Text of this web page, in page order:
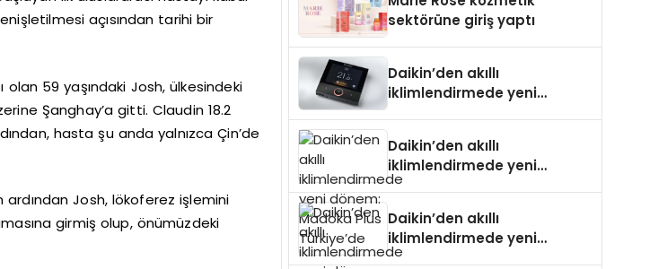
açısından tarihi bir
59 yaşındaki Josh, ülkesindeki
Şanghay’a gitti. Claudin 18.2
hasta şu anda yalnızca Çin’de
ardından Josh, lökoferez işlemini
girmiş olup, önümüzdeki
Aldı
sektörüne giriş yaptı
Daikin’den akıllı
iklimlendirmede yeni
Daikin’den akıllı
iklimlendirmede yeni
dönem: Madoka Plus
Daikin’den akıllı
iklimlendirmede yeni
dönem: Madoka Plus